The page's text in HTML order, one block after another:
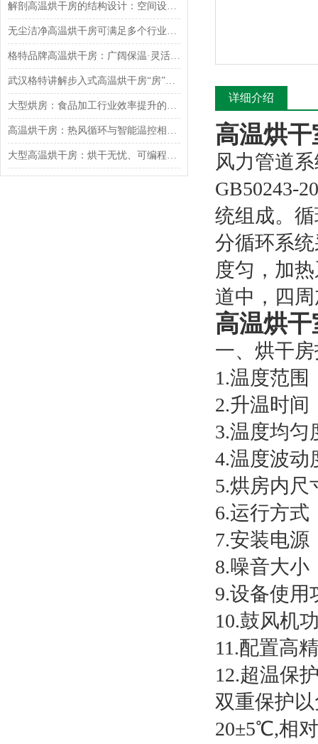
解剖高温烘干房的结构设计：空间设计与密闭性能
无尘洁净高温烘干房可满足多个行业需求
格特品牌高温烘干房：广阔保温·灵活控温湿·快速搭建
武汉格特讲解步入式高温烘干房“房”名由来
大型烘房：食品加工行业效率提升的得力助手
高温烘干房：热风循环与智能温控相辅相成
大型高温烘干房：烘干无忧、可编程智能控制
详细介绍
高温烘干
风力管道
GB50243-
统组成。
分循环系
度匀，加
道中，四
高温烘干
一、烘干
1.温度范
2.升温时间
3.温度均
4.温度波
5.烘房内尺
6.运行方式
7.安装电源
8.噪音大
9.设备使用
10.鼓风机
11.配置高
12.超温保
双重保护
20±5℃,相